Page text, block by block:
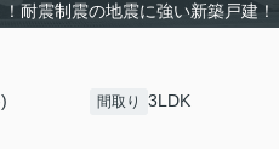
耐震制震の地震に強い新築戸建！
間取り 3LDK